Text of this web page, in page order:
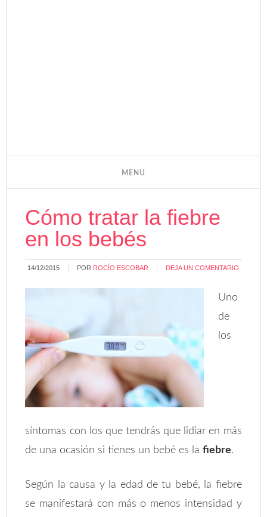
Cómo tratar la fiebre
en los bebés
14/12/2015 POR ROCÍO ESCOBAR DEJA UN COMENTARIO
Uno
de
los
síntomas con los que tendrás que lidiar en más
de una ocasión si tienes un bebé es lafiebre.
Según la causa y la edad de tu bebé, la fiebre
se manifestará con más o menos intensidad y